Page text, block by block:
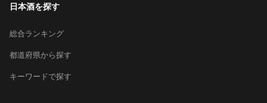
日本酒を探す
総合ランキング
都道府県から探す
キーワードで探す